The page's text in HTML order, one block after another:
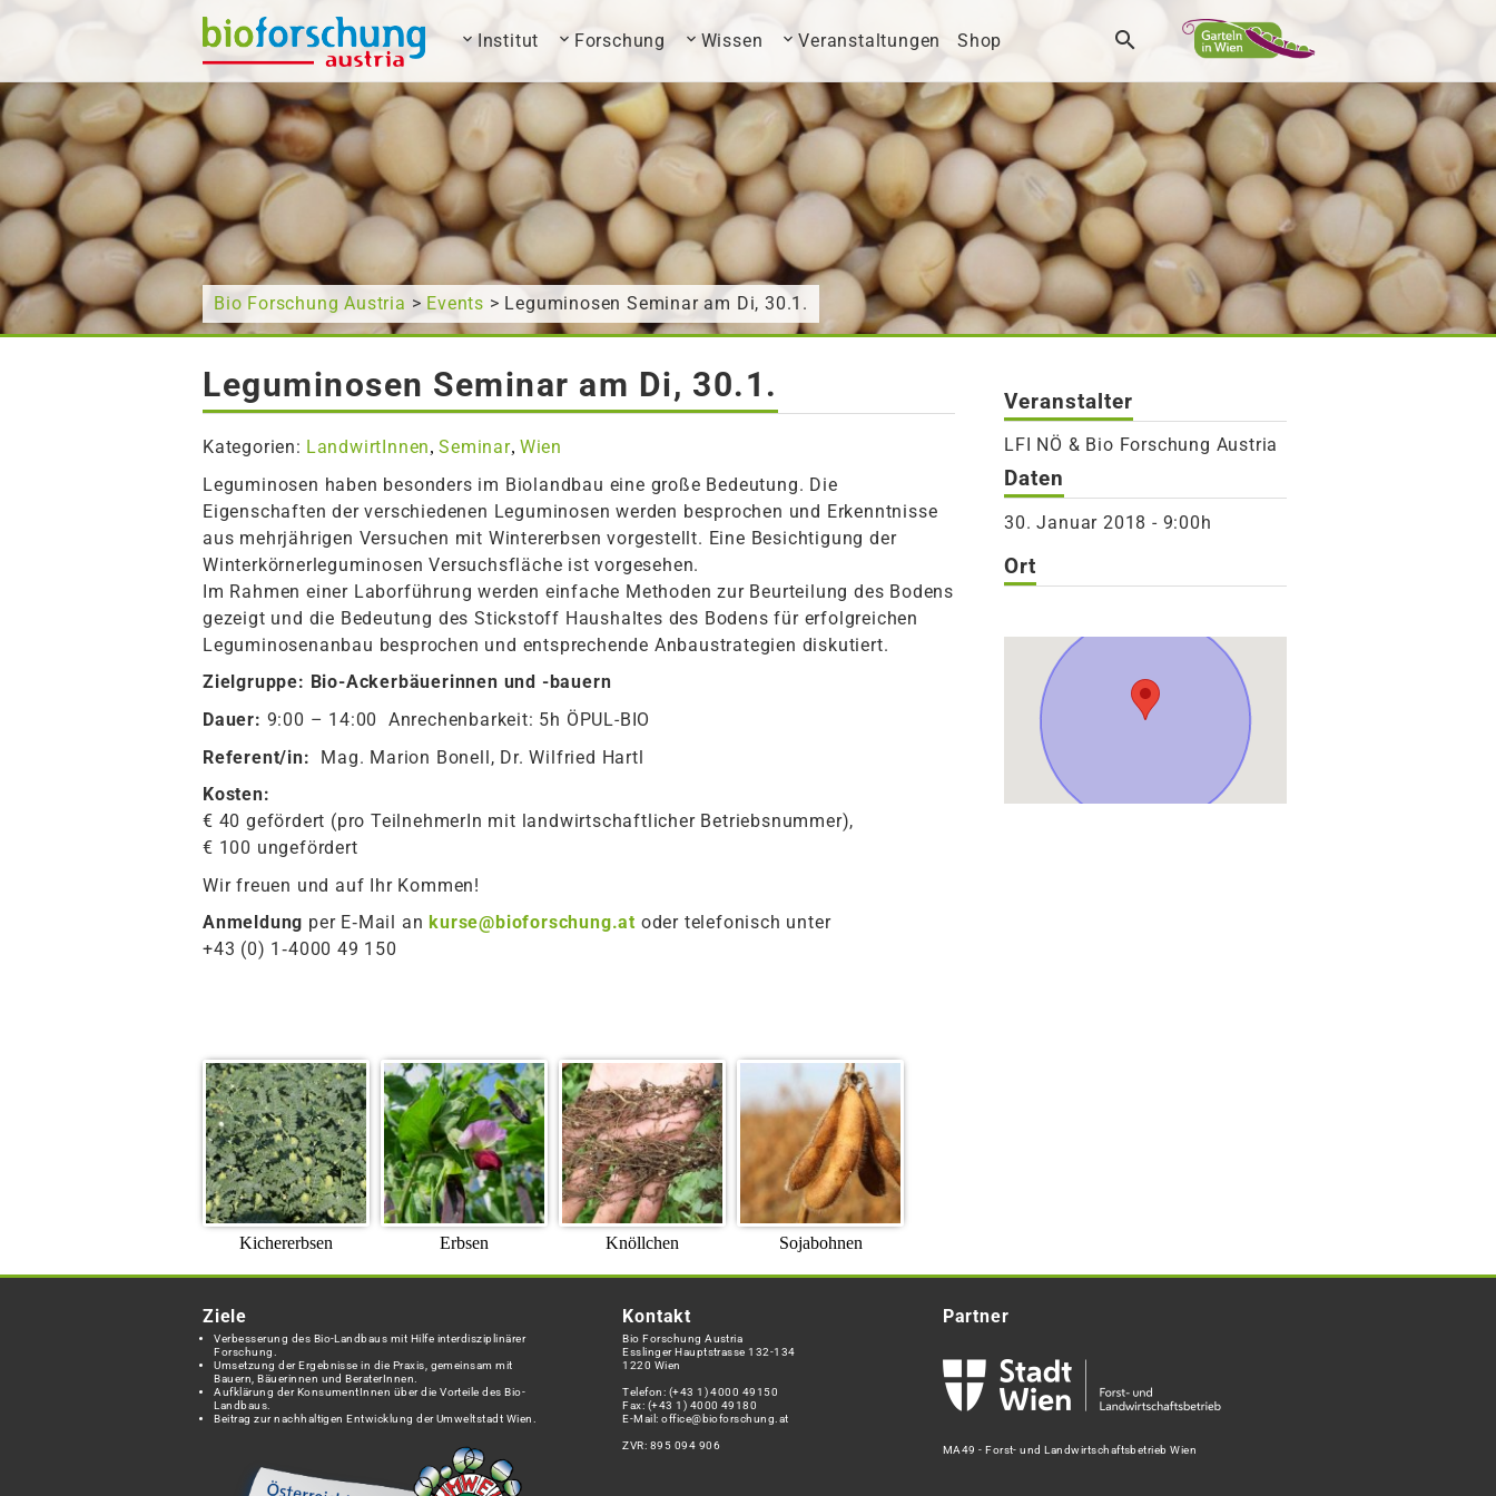
Wonach suchen Sie? Institut Forschung Wissen Veranstaltungen Shop
Bio Forschung Austria > Events > Leguminosen Seminar am Di, 30.1.
Leguminosen Seminar am Di, 30.1.
Kategorien: LandwirtInnen,Seminar, Wien
Leguminosen haben besonders im Biolandbau eine große Bedeutung. Die
Eigenschaften der verschiedenen Leguminosen werden besprochen und Erkenntnisse
aus mehrjährigen Versuchen mit Wintererbsen vorgestellt. Eine Besichtigung der
Winterkörnerleguminosen Versuchsfläche ist vorgesehen.
Im Rahmen einer Laborführung werden einfache Methoden zur Beurteilung des Bodens
gezeigt und die Bedeutung des Stickstoff Haushaltes des Bodens für erfolgreichen
Leguminosenanbau besprochen und entsprechende Anbaustrategien diskutiert.
Zielgruppe: Bio-Ackerbäuerinnen und -bauern
Dauer: 9:00 – 14:00
Anrechenbarkeit: 5h ÖPUL-BIO
Referent/in:
Mag. Marion Bonell, Dr. Wilfried Hartl
Kosten:
€ 40 gefördert (pro TeilnehmerIn mit landwirtschaftlicher Betriebsnummer),
€ 100 ungefördert
Wir freuen und auf Ihr Kommen!
Anmeldung per E‑Mail an kurse@bioforschung.at oder telefonisch unter
+43 (0) 1‑4000 49 150
Kichererbsen Erbsen Knöllchen Sojabohnen
Veranstalter
LFI NÖ & Bio Forschung Austria
Daten
30. Januar 2018 - 9:00h
Ort
Ziele
Verbesserung des Bio-Landbaus mit Hilfe interdisziplinärer
Forschung.
Umsetzung der Ergebnisse in die Praxis, gemeinsam mit
Bauern, Bäuerinnen und BeraterInnen.
Aufklärung der KonsumentInnen über die Vorteile des Bio-
Landbaus.
Beitrag zur nachhaltigen Entwicklung der Umweltstadt Wien.
Kontakt
Bio Forschung Austria
Esslinger Hauptstrasse 132-134
1220 Wien
Telefon: (+43 1) 4000 49150
Fax: (+43 1) 4000 49180
E-Mail:office@bioforschung.at
ZVR: 895 094 906
Partner
MA49 - Forst- und Landwirtschaftsbetrieb Wien